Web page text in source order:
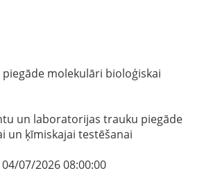
molekulāri bioloģiskai
un laboratorijas trauku piegāde
un ķīmiskajai testēšanai
07/2026 08:00:00